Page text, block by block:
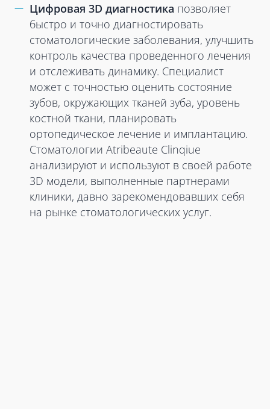
Цифровая 3D диагностика позволяет
быстро и точно диагностировать
стоматологические заболевания, улучшить
контроль качества проведенного лечения
и отслеживать динамику. Специалист
может с точностью оценить состояние
зубов, окружающих тканей зуба, уровень
костной ткани, планировать
ортопедическое лечение и имплантацию.
Стоматологии Atribeaute Clinqiue
анализируют и используют в своей работе
3D модели, выполненные партнерами
клиники, давно зарекомендовавших себя
на рынке стоматологических услуг.